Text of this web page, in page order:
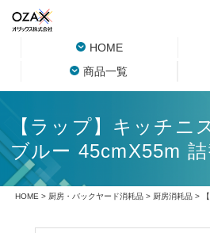
HOME
商品一覧
【ラップ】キッチニ
ブルー 45cmX55m 詰
HOME > 厨房・バックヤード消耗品> 厨房消耗品> 【